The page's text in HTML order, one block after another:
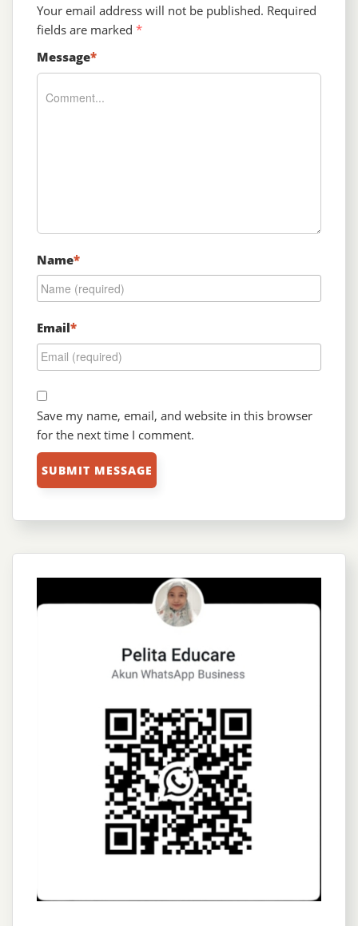
Your email address will not be published. Required
fields are marked *
Message*
Name*
Email*
Save my name, email, and website in this browser
for the next time I comment.